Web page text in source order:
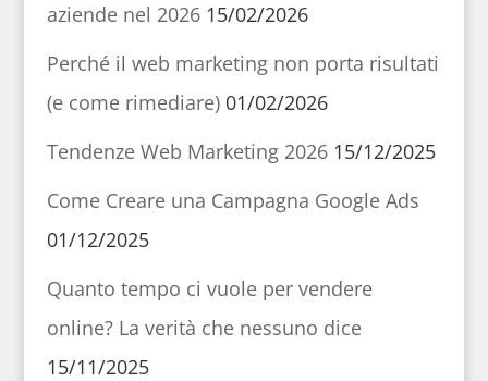
aziende nel 2026 15/02/2026
Perché il web marketing non porta risultati
(e come rimediare) 01/02/2026
Tendenze Web Marketing 2026 15/12/2025
Come Creare una Campagna Google Ads
01/12/2025
Quanto tempo ci vuole per vendere
online? La verità che nessuno dice
15/11/2025